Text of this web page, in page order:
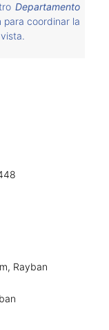
Departamento
para coordinar la
, Rayban